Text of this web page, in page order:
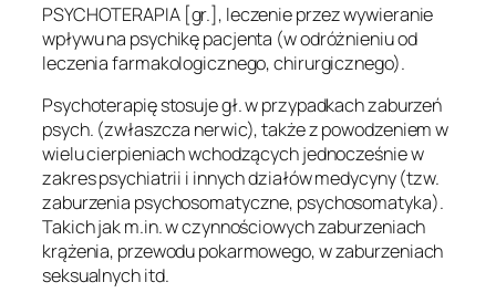
PSYCHOTERAPIA [gr.], leczenie przez wywieranie
wpływu na psychikę pacjenta (w odróżnieniu od
leczenia farmakologicznego, chirurgicznego).
Psychoterapię stosuje gł. w przypadkach zaburzeń
psych. (zwłaszcza nerwic), także z powodzeniem w
wielu cierpieniach wchodzących jednocześnie w
zakres psychiatrii i innych działów medycyny (tzw.
zaburzenia psychosomatyczne, psychosomatyka).
Takich jak m.in. w czynnościowych zaburzeniach
krążenia, przewodu pokarmowego, w zaburzeniach
seksualnych itd.